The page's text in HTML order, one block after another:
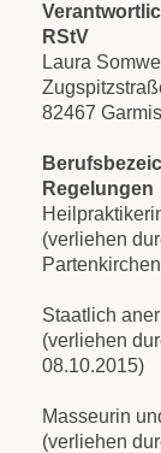
RStV
Laura
82467
Regelungen
(verliehen
Staatlich
(verliehen
08.10.2015)
Masseurin
(verliehen